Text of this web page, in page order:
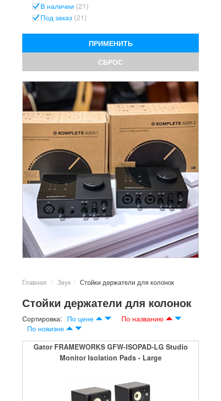
В наличии (21)
Под заказ (21)
ПРИМЕНИТЬ
СБРОС
Главная Звук Стойки держатели для колонок
Стойки держатели для колонок
Сортировка: По цене
По названию
По новизне
Gator FRAMEWORKS GFW-ISOPAD-LG Studio
Monitor Isolation Pads - Large